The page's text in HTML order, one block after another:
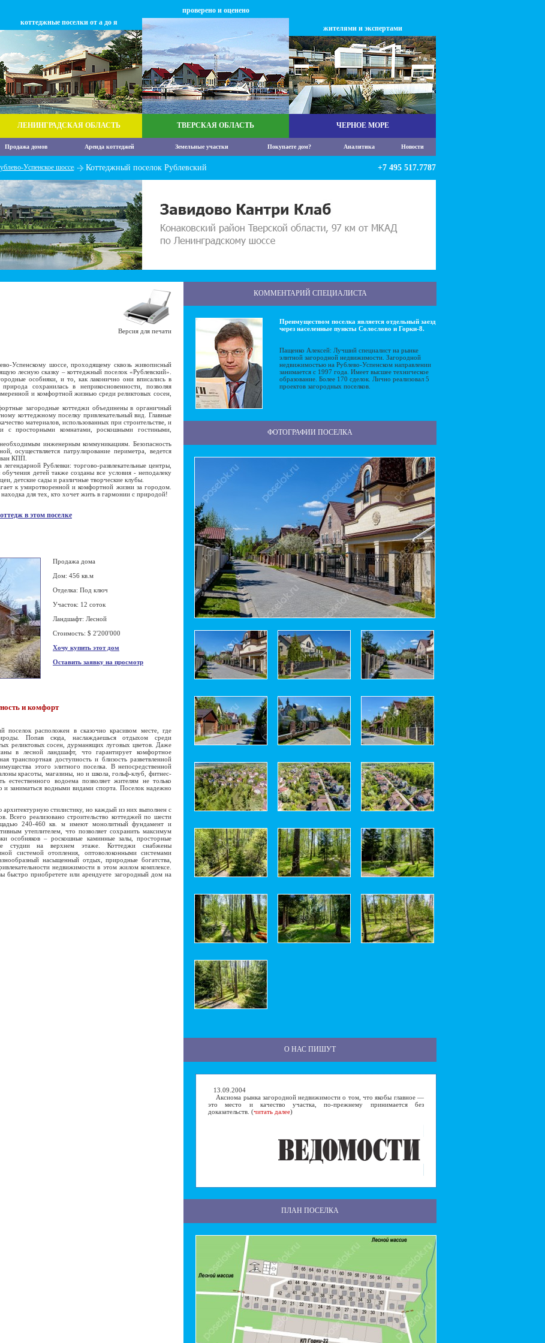
коттеджные поселки от а до я
ЛЕНИНГРАДСКАЯ ОБЛАСТЬ
проверено и оценено
ТВЕРСКАЯ ОБЛАСТЬ
жителями и экспертами
ЧЕРНОЕ МОРЕ
Продажа домов Аренда коттеджей Земельные участки Покупаете дом? Аналитика Новости
Успенское шоссе Коттеджный поселок Рублевский +7 495 517.7787
Версия для печати
Успенскому шоссе, проходящему сквозь живописный
лесную сказку – коттеджный поселок «Рублевский».
особняки, и то, как лаконично они вписались в
сохранилась в неприкосновенности, позволяя
и комфортной жизнью среди реликтовых сосен,
загородные коттеджи объединены в органичный
коттеджному поселку привлекательный вид. Главные
материалов, использованных при строительстве, и
с просторными комнатами, роскошными гостиными,
инженерным коммуникациям. Безопасность
осуществляется патрулирование периметра, ведется
КПП.
Рублевки: торгово-развлекательные центры,
детей также созданы все условия - неподалеку
детские сады и различные творческие клубы.
к умиротворенной и комфортной жизни за городом.
для тех, кто хочет жить в гармонии с природой!
в этом поселке
Продажа дома
Дом: 456 кв.м
Отделка: Под ключ
Участок: 12 соток
Ландшафт: Лесной
Стоимость: $ 2'200'000
Хочу купить этот дом
Оставить заявку на просмотр
и комфорт
расположен в сказочно красивом месте, где
Попав сюда, наслаждаешься отдыхом среди
реликтовых сосен, дурманящих луговых цветов. Даже
в лесной ландшафт, что гарантирует комфортное
транспортная доступность и близость разветвленной
этого элитного поселка. В непосредственной
красоты, магазины, но и школа, гольф-клуб, фитнес-
естественного водоема позволяет жителям не только
и заниматься водными видами спорта. Поселок надежно
стилистику, но каждый из них выполнен с
Всего реализовано строительство коттеджей по шести
240-460 кв. м имеют монолитный фундамент и
утеплителем, что позволяет сохранить максимум
особняков – роскошные каминные залы, просторные
студии на верхнем этаже. Коттеджи снабжены
системой отопления, оптоволоконными системами
насыщенный отдых, природные богатства,
недвижимости в этом жилом комплексе.
быстро приобретете или арендуете загородный дом на
КОММЕНТАРИЙ СПЕЦИАЛИСТА
Преимуществом поселка является отдельный заезд
через населенные пункты Солослово и Горки-8.
Пащенко Алексей: Лучший специалист на рынке
элитной загородной недвижимости. Загородной
недвижимостью на Рублево-Успенском направлении
занимается с 1997 года. Имеет высшее техническое
образование. Более 170 сделок. Лично реализовал 5
проектов загородных поселков.
ФОТОГРАФИИ ПОСЕЛКА
О НАС ПИШУТ
13.09.2004
Аксиома рынка загородной недвижимости о том, что якобы главное —
это место и качество участка, по-прежнему принимается без
доказательств. (читать далее)
ПЛАН ПОСЕЛКА